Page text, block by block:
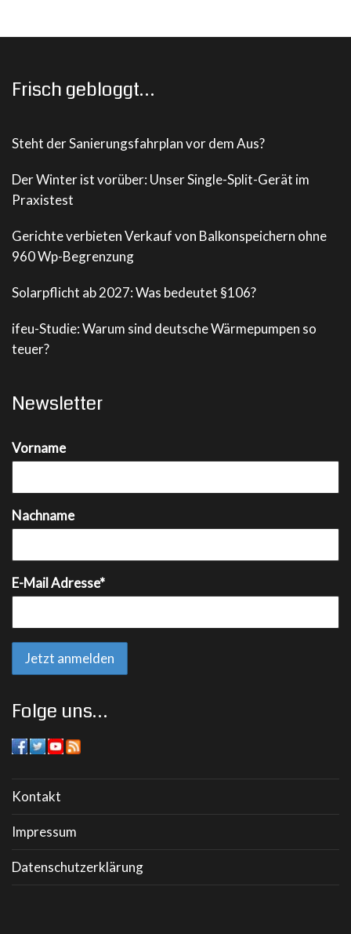
Frisch gebloggt…
Steht der Sanierungsfahrplan vor dem Aus?
Der Winter ist vorüber: Unser Single-Split-Gerät im
Praxistest
Gerichte verbieten Verkauf von Balkonspeichern ohne
960 Wp-Begrenzung
Solarpflicht ab 2027: Was bedeutet §106?
ifeu-Studie: Warum sind deutsche Wärmepumpen so
teuer?
Newsletter
Vorname
Nachname
E-Mail Adresse*
Folge uns…
Kontakt
Impressum
Datenschutzerklärung